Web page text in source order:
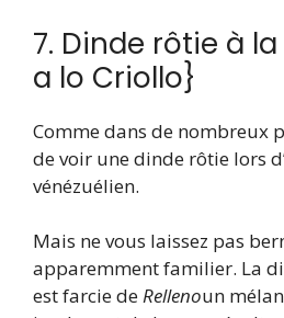
7. Dinde rôtie à
a lo Criollo}
Comme dans de nombreux
de voir une dinde rôtie lors
vénézuélien.
Mais ne vous laissez pas
apparemment familier. La
est farcie deRellenoun